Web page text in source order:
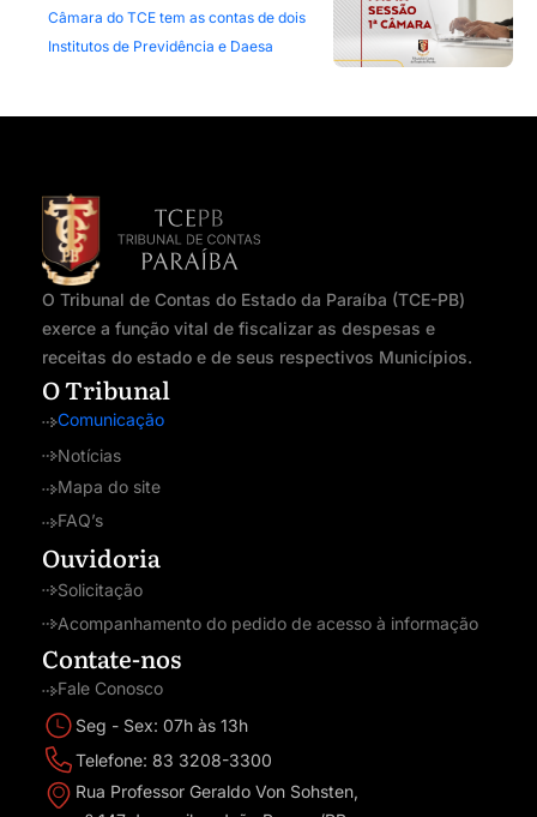
Câmara do TCE tem as contas de dois
Institutos de Previdência e Daesa
O Tribunal de Contas do Estado da Paraíba (TCE-PB)
exerce a função vital de fiscalizar as despesas e
receitas do estado e de seus respectivos Municípios.
O Tribunal
Comunicação
Notícias
Mapa do site
FAQ’s
Ouvidoria
Solicitação
Acompanhamento do pedido de acesso à informação
Contate-nos
Fale Conosco
Seg - Sex: 07h às 13h
Telefone: 83 3208-3300
Rua Professor Geraldo Von Sohsten,